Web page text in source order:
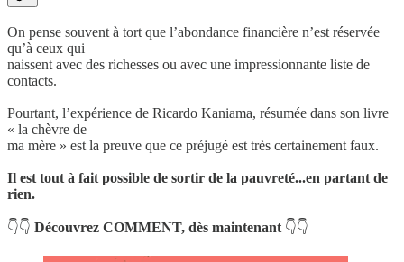
On pense souvent à tort que l’abondance financière n’est réservée
qu’à ceux qui
naissent avec des richesses ou avec une impressionnante liste de
contacts.
Pourtant, l’expérience de Ricardo Kaniama, résumée dans son livre
« la chèvre de
ma mère » est la preuve que ce préjugé est très certainement faux.
Il est tout à fait possible de sortir de la pauvreté...en partant de
rien.
👇👇 Découvrez COMMENT, dès maintenant 👇👇